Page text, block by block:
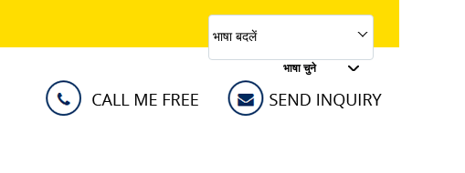
भाषा बदलें
भाषा चुने